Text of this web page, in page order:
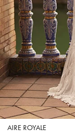
AIRE ROYALE